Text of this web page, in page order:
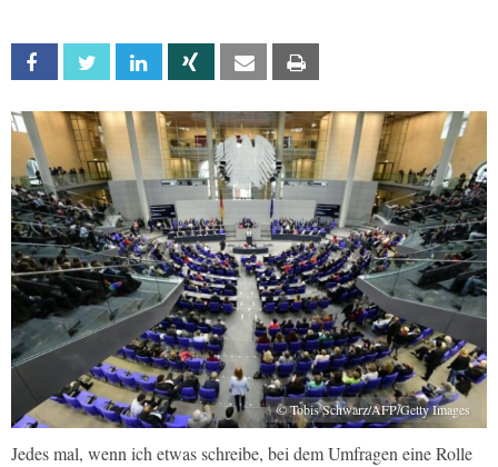
Facebook Twitter Linkedin Xing Email
© Tobis Schwarz/AFP/Getty Images
Jedes mal, wenn ich etwas schreibe, bei dem Umfragen eine Rolle